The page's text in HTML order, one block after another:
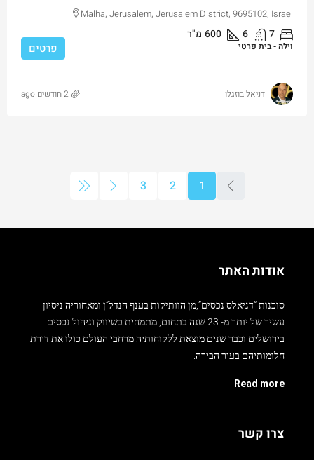
Malha, Jerusalem, Jerusalem District, 9695102, Israel
7
6
600 מ"ר
וילה - בית פרטי פרטים
דניאל בוזגלו 2 חודשים ago
1
2
3
אודות האתר
סוכנות “דניאלס נכסים”,מן הוותיקות בענף הנדל”ן ומאחוריה ניסיון
עשיר של יותר מ- 23 שנה בתחום, מתמחית בשיווק וניהול נכסים
בירושלים וכבר שנים מוצאת ללקוחותיה מרחבי העולם כולו את דירת
חלומותיהם בעיר הבירה.
Read more
צרו קשר